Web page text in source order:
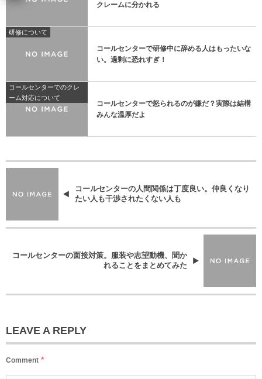
クレームに分かれる
研修について
コールセンターで研修中に辞める人はもったいな
い。過剰に恐れすぎ！
コールセンターでのクレ
ーム対応について
コールセンターで怒られるのが嫌だ？実際は結構
みんな温厚だよ
コールセンターの人間関係は丁度良い。仲良くなり
たい人も干渉されたくない人も
コールセンターの面接対策。服装や志望動機、聞か
れることをまとめてみた
LEAVE A REPLY
Comment *